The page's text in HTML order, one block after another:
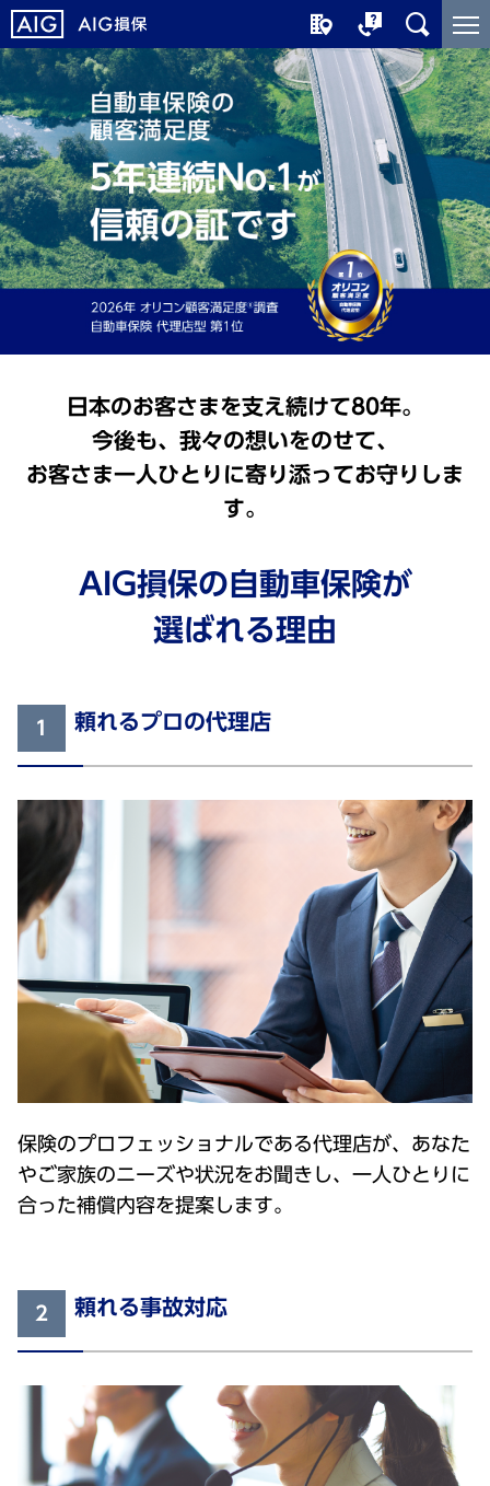
メ
イ
ン
コ
ン
テ
ン
ツ
に
ジ
ャ
こ
こ
か
ら
メ
イ
ン
コ
ン
テ
ン
日本のお客さまを支え続けて80年。
今後も、我々の想いをのせて、
お客さま一人ひとりに寄り添ってお守りしま
す。
AIG損保の自動車保険が
選ばれる理由
1 頼れるプロの代理店
保険のプロフェッショナルである代理店が、あなた
やご家族のニーズや状況をお聞きし、一人ひとりに
合った補償内容を提案します。
2 頼れる事故対応